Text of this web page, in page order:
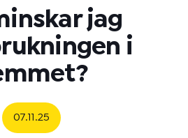
jag
i
07.11.25